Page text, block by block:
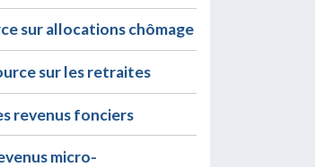
sur allocations chômage
sur les retraites
revenus fonciers
micro-